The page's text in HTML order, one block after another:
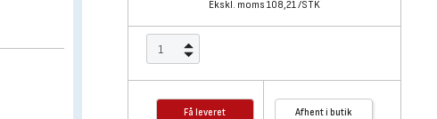
Ekskl. moms 108,21/STK
Få leveret Afhent i butik